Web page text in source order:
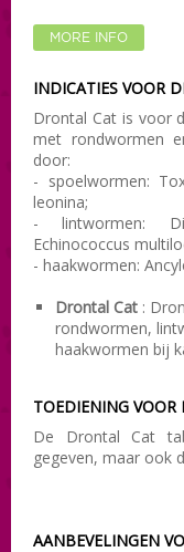
MORE INFO
INDICATIES VOOR
Drontal Cat is voor
met rondwormen
door:
- spoelwormen:
leonina;
- lintwormen:
Echinococcus
- haakwormen:
Drontal Cat :
rondwormen,
haakwormen bij
TOEDIENING VOOR
De Drontal Cat
gegeven, maar ook
AANBEVELINGEN